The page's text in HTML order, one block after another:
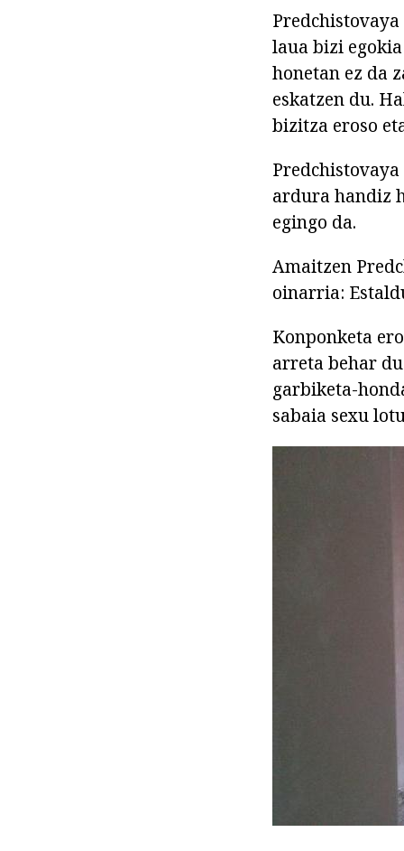
laua bizi
honetan ez da
eskatzen du.
bizitza eroso
ardura handiz
egingo da.
Amaitzen
oinarria:
Konponketa
arreta behar
garbiketa-
sabaia sexu